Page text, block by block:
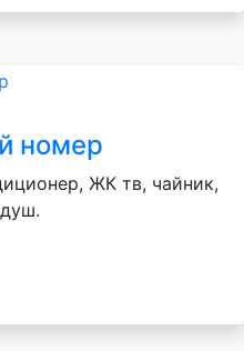
номер
ЖК тв, чайник,